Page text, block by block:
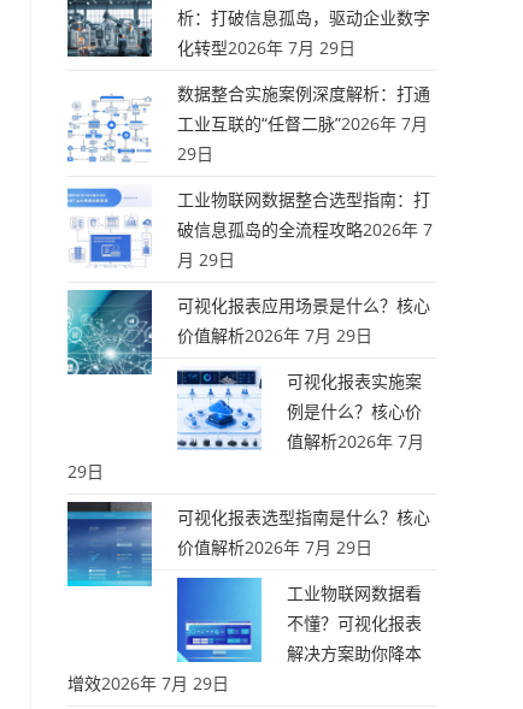
析：打破信息孤岛，驱动企业数字
化转型2026年 7月 29日
数据整合实施案例深度解析：打通
工业互联的“任督二脉”2026年 7月
29日
工业物联网数据整合选型指南：打
破信息孤岛的全流程攻略2026年 7
月 29日
可视化报表应用场景是什么？核心
价值解析2026年 7月 29日
可视化报表实施案
例是什么？核心价
值解析2026年 7月
29日
可视化报表选型指南是什么？核心
价值解析2026年 7月 29日
工业物联网数据看
不懂？可视化报表
解决方案助你降本
增效2026年 7月 29日